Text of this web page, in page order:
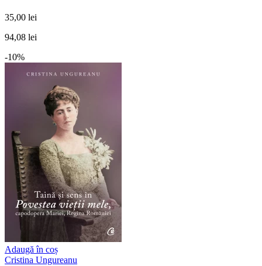
35,00 lei
94,08 lei
-10%
Adaugă în coș
Cristina Ungureanu